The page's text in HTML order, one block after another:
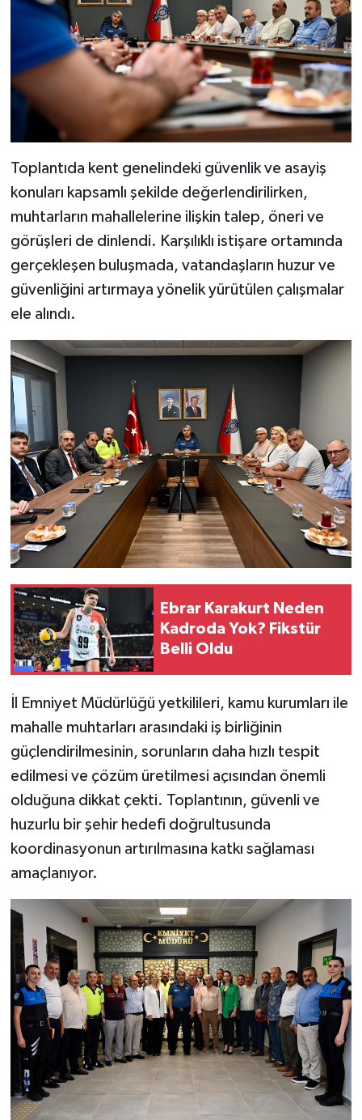
Toplantıda kent genelindeki güvenlik ve asayiş
konuları kapsamlı şekilde değerlendirilirken,
muhtarların mahallelerine ilişkin talep, öneri ve
görüşleri de dinlendi. Karşılıklı istişare ortamında
gerçekleşen buluşmada, vatandaşların huzur ve
güvenliğini artırmaya yönelik yürütülen çalışmalar
ele alındı.
Ebrar Karakurt Neden
Kadroda Yok? Fikstür
Belli Oldu
İl Emniyet Müdürlüğü yetkilileri, kamu kurumları ile
mahalle muhtarları arasındaki iş birliğinin
güçlendirilmesinin, sorunların daha hızlı tespit
edilmesi ve çözüm üretilmesi açısından önemli
olduğuna dikkat çekti. Toplantının, güvenli ve
huzurlu bir şehir hedefi doğrultusunda
koordinasyonun artırılmasına katkı sağlaması
amaçlanıyor.